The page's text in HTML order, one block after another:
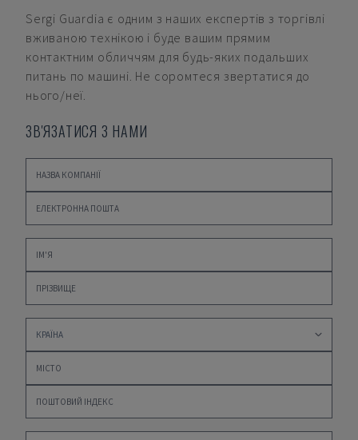
Sergi Guardia є одним з наших експертів з торгівлі
вживаною технікою і буде вашим прямим
контактним обличчям для будь-яких подальших
питань по машині. Не соромтеся звертатися до
нього/неї.
ЗВ'ЯЗАТИСЯ З НАМИ